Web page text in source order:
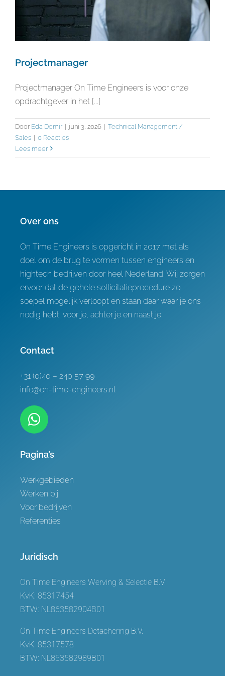
Projectmanager
Projectmanager On Time Engineers is voor onze
opdrachtgever in het [...]
Door Eda Demir | juni 3, 2026 | Technical Management /
Sales | 0 Reacties
Lees meer
Over ons
On Time Engineers is opgericht in 2017 met als
doel om de brug te vormen tussen engineers en
hightech bedrijven door heel Nederland. Wij zorgen
ervoor dat de gehele sollicitatieprocedure zo
soepel mogelijk verloopt en staan daar waar je ons
nodig hebt: voor je, achter je en naast je.
Contact
+31 (0)40 – 240 57 99
info@on-time-engineers.nl
Pagina’s
Werkgebieden
Werken bij
Voor bedrijven
Referenties
Juridisch
On Time Engineers Werving & Selectie B.V.
KvK: 85317454
BTW: NL863582904B01
On Time Engineers Detachering B.V.
KvK: 85317578
BTW: NL863582989B01